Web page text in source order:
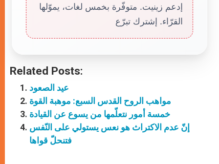
إدعم زينيت. متوفّرة بخمس لغات، يموّلها
القرّاء. إشترك تبرّع
Related Posts:
عيد الصعود
مواهب الروح القدس السبع: موهبة القوة
خمسة أمور نتعلّمها من يسوع عن القيادة
إنّ عدم الاكتراث هو نعس يستولي على النّفس
فتنحلّ قواها